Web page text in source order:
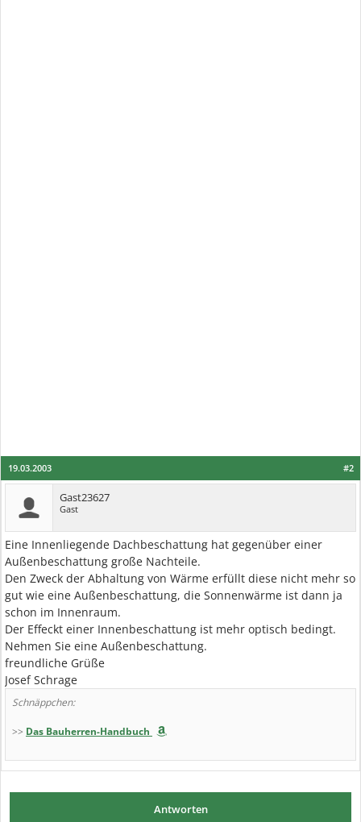
#2
19.03.2003
Gast23627
Gast
Eine Innenliegende Dachbeschattung hat gegenüber einer
Außenbeschattung große Nachteile.
Den Zweck der Abhaltung von Wärme erfüllt diese nicht mehr so
gut wie eine Außenbeschattung, die Sonnenwärme ist dann ja
schon im Innenraum.
Der Effeckt einer Innenbeschattung ist mehr optisch bedingt.
Nehmen Sie eine Außenbeschattung.
freundliche Grüße
Josef Schrage
Schnäppchen:
>> Das Bauherren-Handbuch
Antworten